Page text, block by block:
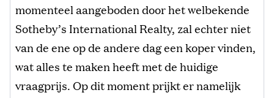
momenteel aangeboden door het welbekende
Sotheby’s International Realty, zal echter niet
van de ene op de andere dag een koper vinden,
wat alles te maken heeft met de huidige
vraagprijs. Op dit moment prijkt er namelijk